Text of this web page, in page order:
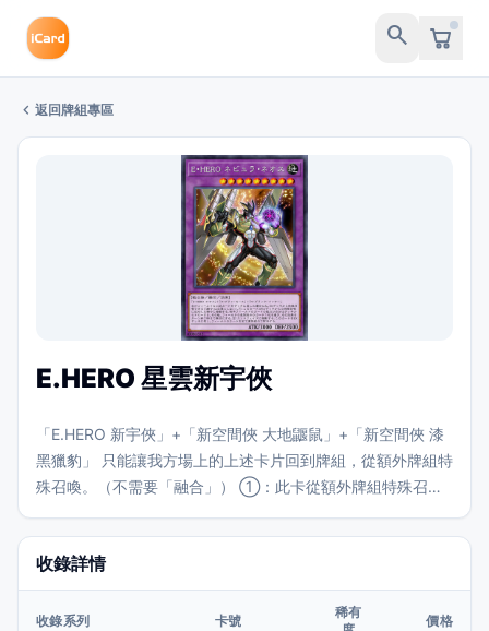
search
chevron_left 返回牌組專區
E.HERO 星雲新宇俠
「E.HERO 新宇俠」+「新空間俠 大地鼴鼠」+「新空間俠 漆
黑獵豹」 只能讓我方場上的上述卡片回到牌組，從額外牌組特
殊召喚。（不需要「融合」） ①：此卡從額外牌組特殊召喚
牌。那之後，選場上1張表側表示的卡，那個效果直到回合結
束時無效。 ②：結束階段發動。此卡回到額外牌組，場上的
卡全部裡側表示除外。
收錄詳情
收錄系列 卡號
稀有
價格